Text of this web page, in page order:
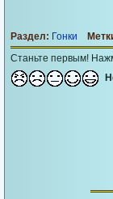
Раздел: Гонки
Станьте первым!